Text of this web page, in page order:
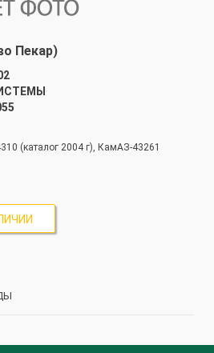
Пекар)
(каталог 2004 г), КамАЗ-43261